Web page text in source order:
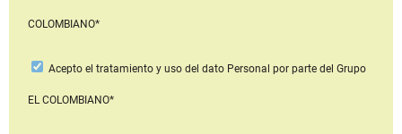
COLOMBIANO*
Acepto el tratamiento y uso del dato Personal por parte del Grupo
EL COLOMBIANO*